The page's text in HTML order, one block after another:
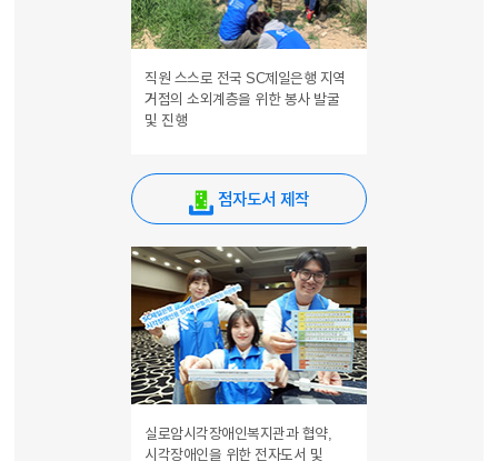
직원 스스로 전국 SC제일은행 지역
거점의 소외계층을 위한 봉사 발굴
및 진행
점자도서 제작
실로암시각장애인복지관과 협약,
시각장애인을 위한 전자도서 및